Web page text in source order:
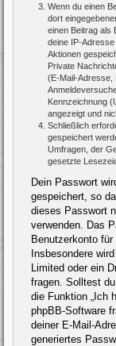
Wenn du einen
dort
einen Beitrag als
deine IP-
Aktionen
Private
(E-Mail-Adresse,
Kennzeichnung
angezeigt und
Schließlich
gespeichert
Umfragen, der
gesetzte
Dein Passwort
gespeichert, so
dieses Passwort
verwenden. Das
Benutzerkonto
Insbesondere
Limited oder ein
fragen. Solltest
die Funktion „Ich
phpBB-Software
deiner E-Mail-
generiertes